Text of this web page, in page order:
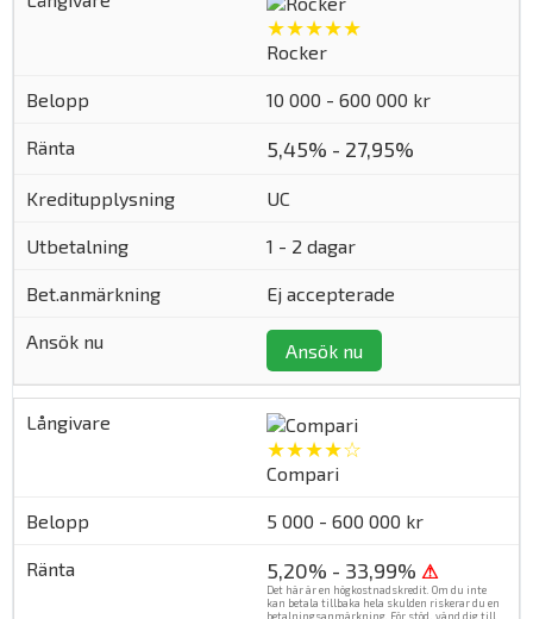
★★★★★
Rocker
10 000 - 600 000 kr
5,45% - 27,95%
UC
1 - 2 dagar
Ej accepterade
Ansök nu
★★★★☆
Compari
5 000 - 600 000 kr
5,20% - 33,99% ⚠
Det här är en högkostnadskredit. Om du inte
kan betala tillbaka hela skulden riskerar du en